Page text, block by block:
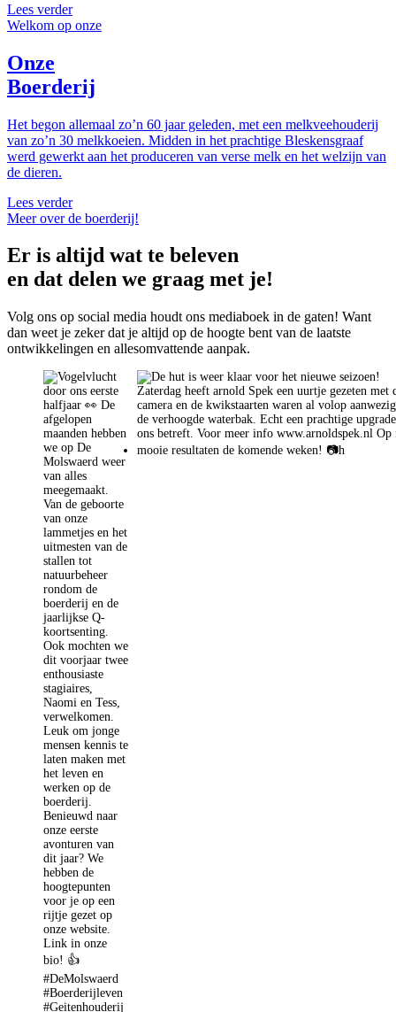
Lees verder
Welkom op onze
Onze
Boerderij
Het begon allemaal zo’n 60 jaar geleden, met een melkveehouderij
van zo’n 30 melkkoeien. Midden in het prachtige Bleskensgraaf
werd gewerkt aan het produceren van verse melk en het welzijn van
de dieren.
Lees verder
Meer over de boerderij!
Er is altijd wat te beleven
en dat delen we graag met je!
Volg ons op social media houdt ons mediaboek in de gaten! Want
dan weet je zeker dat je altijd op de hoogte bent van de laatste
ontwikkelingen en allesomvattende aanpak.